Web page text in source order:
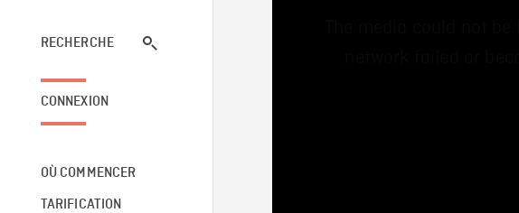
RECHERCHE
CONNEXION
OÙ COMMENCER
TARIFICATION